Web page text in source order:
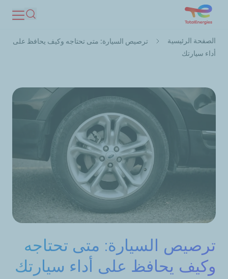
المحتوى
بحث
مسار
التنقل
الصفحة الرئيسية
ترصيص السيارة: متى تحتاجه وكيف يحافظ على
أداء سيارتك
ترصيص السيارة: متى تحتاجه
وكيف يحافظ على أداء سيارتك